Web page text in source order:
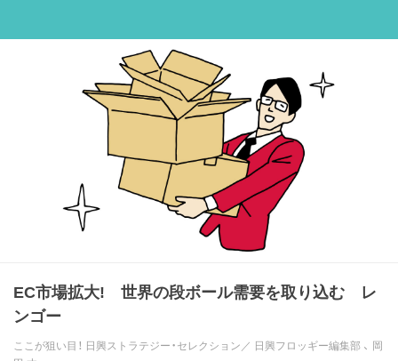
EC市場拡大! 世界の段ボール需要を取り込む レ
ンゴー
ここが狙い目！ 日興ストラテジー・セレクション／ 日興フロッギー編集部 、 岡